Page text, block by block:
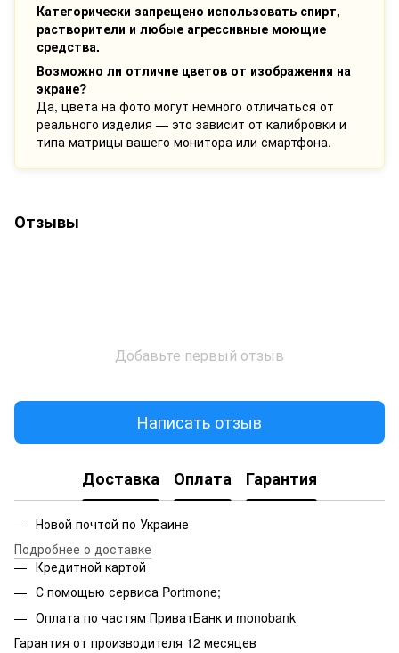
Категорически запрещено использовать спирт,
растворители и любые агрессивные моющие
средства.
Возможно ли отличие цветов от изображения на
экране?
Да, цвета на фото могут немного отличаться от
реального изделия — это зависит от калибровки и
типа матрицы вашего монитора или смартфона.
Отзывы
Добавьте первый отзыв
Написать отзыв
Доставка Оплата Гарантия
Новой почтой по Украине
Подробнее о доставке
Кредитной картой
С помощью сервиса Portmone;
Оплата по частям ПриватБанк и monobank
Гарантия от производителя 12 месяцев